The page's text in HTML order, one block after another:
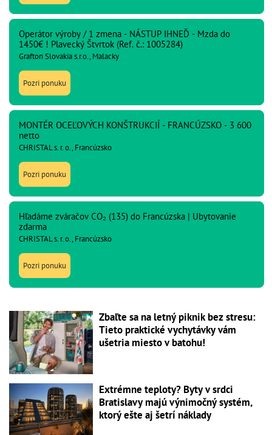
Operátor výroby / 1 zmena - NÁSTUP IHNEĎ - Mzda do
1450€ ! Plavecký Štvrtok (Ref. č.: 1005284)
Grafton Slovakia s.r.o., Malacky
Pozri ponuku
MONTÉR OCEĽOVÝCH KONŠTRUKCIÍ - FRANCÚZSKO - 3 600
netto
CHRISTAL s. r. o., Francúzsko
Pozri ponuku
Hľadáme zváračov CO₂ (135) do Francúzska | Ubytovanie
zdarma
CHRISTAL s. r. o., Francúzsko
Pozri ponuku
Zbaľte sa na letný piknik bez stresu:
Tieto praktické vychytávky vám
ušetria miesto v batohu!
Extrémne teploty? Byty v srdci
Bratislavy majú výnimočný systém,
ktorý ešte aj šetrí náklady